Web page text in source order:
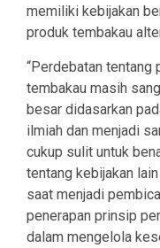
memiliki kebijakan
produk tembakau
“Perdebatan tentang
tembakau masih
besar didasarkan
ilmiah dan menjadi
cukup sulit untuk
tentang kebijakan
saat menjadi
penerapan prinsip
dalam mengelola